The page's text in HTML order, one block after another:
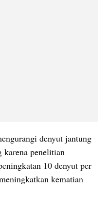
denyut jantung
karena penelitian
10 denyut per
kematian